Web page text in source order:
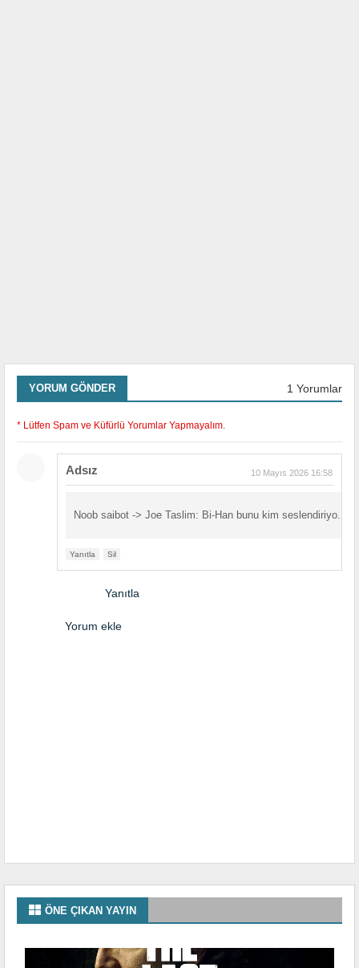
YORUM GÖNDER 1 Yorumlar
* Lütfen Spam ve Küfürlü Yorumlar Yapmayalım.
Adsız 10 Mayıs 2026 16:58
Noob saibot -> Joe Taslim: Bi-Han bunu kim seslendiriyo.
Yanıtla Sil
Yanıtla
Yorum ekle
ÖNE ÇIKAN YAYIN